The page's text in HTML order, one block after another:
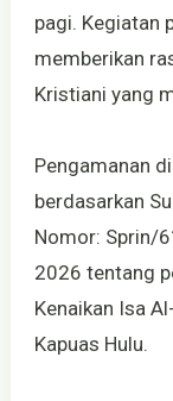
pagi. Kegiatan
memberikan
Kristiani yang
Pengamanan
berdasarkan
Nomor: Sprin/
2026 tentang
Kenaikan Isa
Kapuas Hulu.